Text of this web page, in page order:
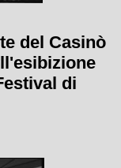
del Casinò
di